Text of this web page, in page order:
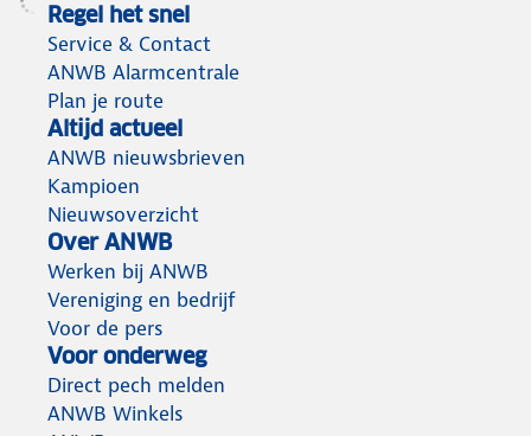
Regel het snel
Service & Contact
ANWB Alarmcentrale
Plan je route
Altijd actueel
ANWB nieuwsbrieven
Kampioen
Nieuwsoverzicht
Over ANWB
Werken bij ANWB
Vereniging en bedrijf
Voor de pers
Voor onderweg
Direct pech melden
ANWB Winkels